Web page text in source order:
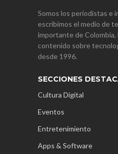
Somos los periodistas e
escribimos el medio de
importante de Colombia,
contenido sobre
desde 1996.
SECCIONES
Cultura Digital
Eventos
Entretenimiento
Apps & Software